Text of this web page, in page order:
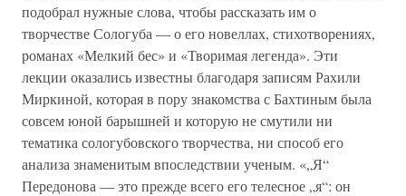
подобрал нужные слова, чтобы рассказать им о
творчестве Сологуба — о его новеллах, стихотворениях,
романах «Мелкий бес» и «Творимая легенда». Эти
лекции оказались известны благодаря записям Рахили
Миркиной, которая в пору знакомства с Бахтиным была
совсем юной барышней и которую не смутили ни
тематика сологубовского творчества, ни способ его
анализа знаменитым впоследствии ученым. «„Я“
Передонова — это прежде всего его телесное „я“: он